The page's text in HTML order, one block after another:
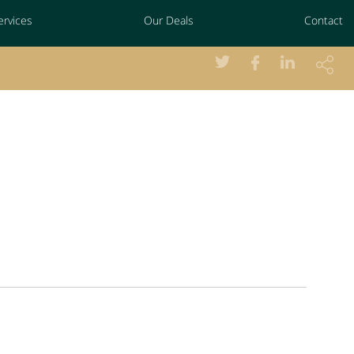
Our Deals Contact